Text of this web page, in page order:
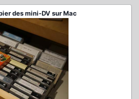
des mini-DV sur Mac